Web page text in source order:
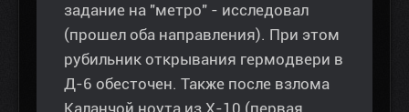
задание на "метро" - исследовал
(прошел оба направления). При этом
рубильник открывания гермодвери в
Д-6 обесточен. Также после взлома